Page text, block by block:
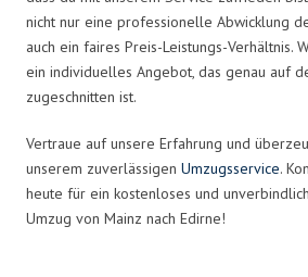
nicht nur eine professionelle Abwicklung
auch ein faires Preis-Leistungs-Verhältnis.
ein individuelles Angebot, das genau auf
zugeschnitten ist.
Vertraue auf unsere Erfahrung und
unserem zuverlässigen Umzugsservice.
heute für ein kostenloses und
Umzug von Mainz nach Edirne!